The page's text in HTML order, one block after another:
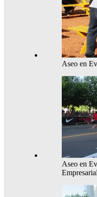
Aseo en
Aseo en